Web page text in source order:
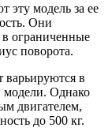
эту модель за ее
Они
в ограниченные
поворота.
варьируются в
модели. Однако
двигателем,
до 500 кг.